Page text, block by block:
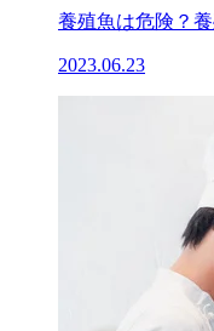
養殖魚は危険？
2023.06.23